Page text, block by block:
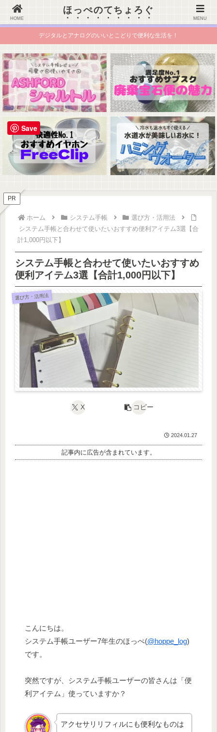
ほっぺのてちょろぐ
デジタルとアナログのいいとこどりで便利な生活を！
PR
ホーム システム手帳
選び方・活用法
システム手帳と合わせて使いたいおすすめ便利アイテム3選【合
計1,000円以下】
システム手帳と合わせて使いたいおすすめ
便利アイテム3選【合計1,000円以下】
選び方・活用法
X コピー
2024.01.27
記事内に広告が含まれています。
こんにちは。
システム手帳ユーザー7年生のほっぺ(@hoppe_log)
です。
突然ですが、システム手帳ユーザーの皆さんは「便
利アイテム」使っていますか？
アクセサリリフィルにも便利なものは
HOME
ほっぺのてちょろぐ
MENU
Save